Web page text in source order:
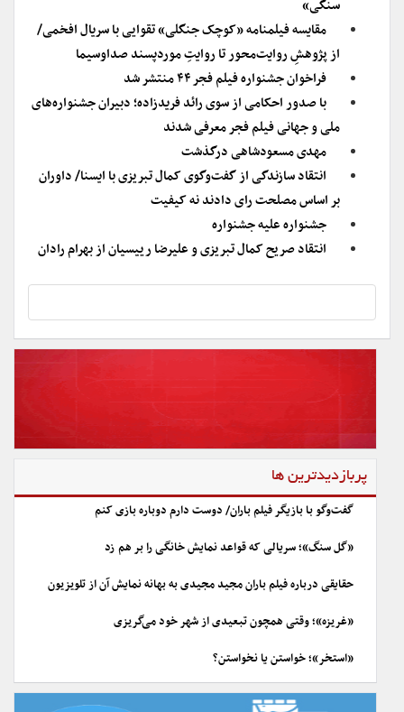
سنگی»
مقایسه فیلمنامه «کوچک جنگلی» تقوایی با سریال افخمی/
از پژوهشِ روایت‌محور تا روایتِ موردپسند صداوسیما
فراخوان جشنواره فیلم فجر ۴۴ منتشر شد
با صدور احکامی از سوی رائد فریدزاده؛ دبیران جشنواره‌های
ملی و جهانی فیلم فجر معرفی شدند
مهدی مسعودشاهی درگذشت
انتقاد سازندگی از گفت‌وگوی کمال تبریزی با ایسنا/ داوران
بر اساس مصلحت رای دادند نه کیفیت
جشنواره علیه جشنواره
انتقاد صریح کمال تبریزی و علیرضا رییسیان از بهرام رادان
پربازدیدترین ها
گفت‌وگو با بازیگر فیلم باران/ دوست دارم دوباره بازی کنم
«گل سنگ»؛ سریالی که قواعد نمایش خانگی را بر هم زد
حقایقی درباره فیلم باران مجید مجیدی به بهانه نمایش آن از تلویزیون
«غریزه»؛ وقتی همچون تبعیدی از شهر خود می‌گریزی
«استخر»؛ خواستن یا نخواستن؟